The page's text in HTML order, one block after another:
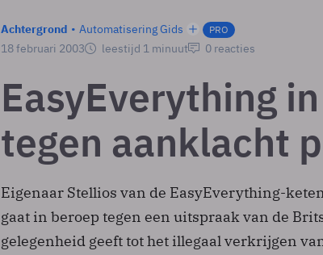
Achtergrond Automatisering Gids PRO
18 februari 2003 leestijd 1 minuut 0 reacties
EasyEverything
tegen aanklacht
Eigenaar Stellios van de EasyEverything-
gaat in beroep tegen een uitspraak van de
gelegenheid geeft tot het illegaal verkrijgen